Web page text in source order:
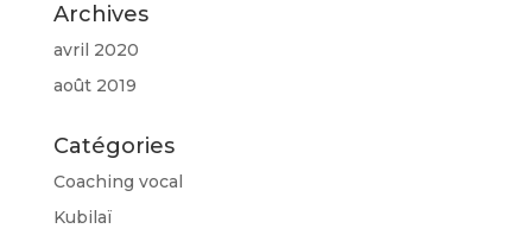
Archives
avril 2020
août 2019
Catégories
Coaching vocal
Kubilaï